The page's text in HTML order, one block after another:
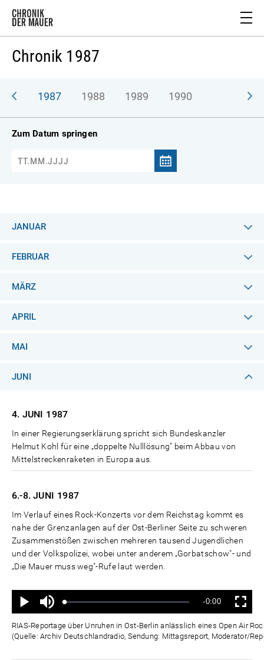
Chronik 1987
1987 1988 1989 1990
Zum Datum springen
JANUAR
FEBRUAR
MÄRZ
APRIL
MAI
JUNI
4. JUNI 1987
In einer Regierungserklärung spricht sich Bundeskanzler
Helmut Kohl für eine „doppelte Nulllösung" beim Abbau von
Mittelstreckenraketen in Europa aus.
6.-8. JUNI 1987
Im Verlauf eines Rock-Konzerts vor dem Reichstag kommt es
nahe der Grenzanlagen auf der Ost-Berliner Seite zu schweren
Zusammenstößen zwischen mehreren tausend Jugendlichen
und der Volkspolizei, wobei unter anderem „Gorbatschow"- und
„Die Mauer muss weg"-Rufe laut werden.
Wiedergabe
Ton
aus
Geladen:
Status:
Verbleibende
Zeit
-0:00 Vollbild
RIAS-Reportage über Unruhen in Ost-Berlin anlässlich eines Open Air
(Quelle: Archiv Deutschlandradio, Sendung: Mittagsreport, Moderator/